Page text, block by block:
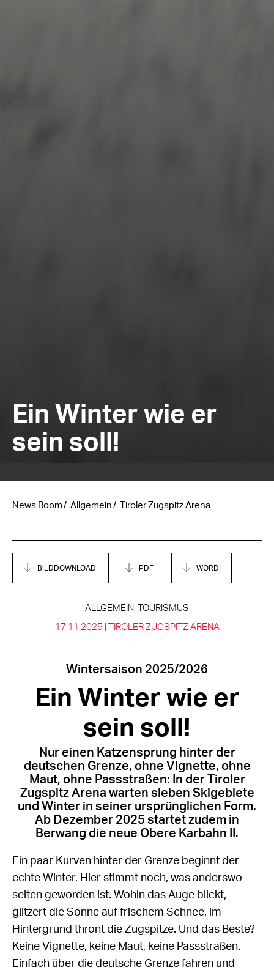
Ein Winter wie er
sein soll!
News Room Allgemein Tiroler Zugspitz Arena
BILDDOWNLOAD PDF WORD
ALLGEMEIN, TOURISMUS
17.11.2025 | TIROLER ZUGSPITZ ARENA
Wintersaison 2025/2026
Ein Winter wie er
sein soll!
Nur einen Katzensprung hinter der
deutschen Grenze, ohne Vignette, ohne
Maut, ohne Passstraßen: In der Tiroler
Zugspitz Arena warten sieben Skigebiete
und Winter in seiner ursprünglichen Form.
Ab Dezember 2025 startet zudem in
Berwang die neue Obere Karbahn II.
Ein paar Kurven hinter der Grenze beginnt der
echte Winter. Hier stimmt noch, was anderswo
selten geworden ist. Wohin das Auge blickt,
glitzert die Sonne auf frischem Schnee, im
Hintergrund thront die Zugspitze. Und das Beste?
Keine Vignette, keine Maut, keine Passstraßen.
Einfach über die deutsche Grenze fahren und